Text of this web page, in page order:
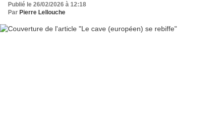
Publié le 26/02/2026 à 12:18
Par Pierre Lellouche